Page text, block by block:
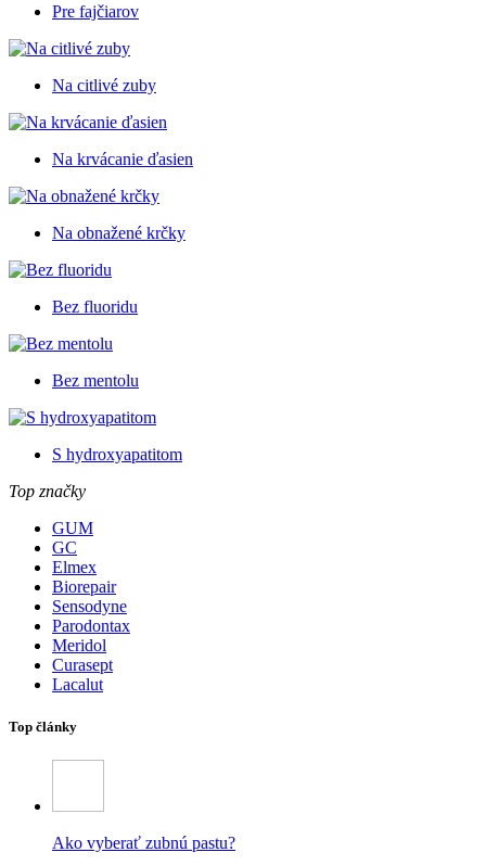
Pre fajčiarov
Na citlivé zuby
Na krvácanie ďasien
Na obnažené krčky
Bez fluoridu
Bez mentolu
S hydroxyapatitom
Top značky
GUM
GC
Elmex
Biorepair
Sensodyne
Parodontax
Meridol
Curasept
Lacalut
Top články
Ako vyberať zubnú pastu?